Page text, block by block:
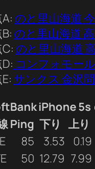
のと里山海道
のと里山海道 高
のと里山海道
コンフォモー
サンクス 金沢
iPhone 5s
Ping 下り 上り
85 3.53 0.19
50 12.79 7.99